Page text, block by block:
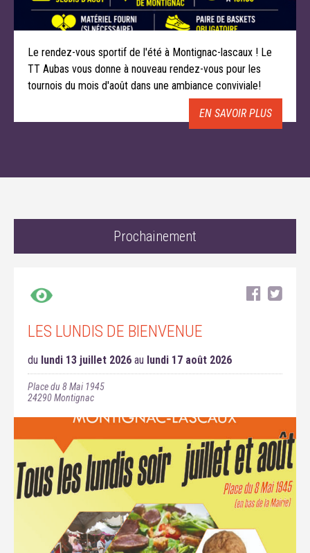
Le rendez-vous sportif de l'été à Montignac-lascaux ! Le
TT Aubas vous donne à nouveau rendez-vous pour les
tournois du mois d'août dans une ambiance conviviale!
EN SAVOIR PLUS
Prochainement
LES LUNDIS DE BIENVENUE
du lundi 13 juillet 2026 au lundi 17 août 2026
Place du 8 Mai 1945
24290Montignac